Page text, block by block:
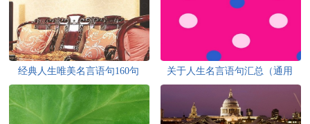
经典人生唯美名言语句160句
关于人生名言语句汇总（通用
110句）